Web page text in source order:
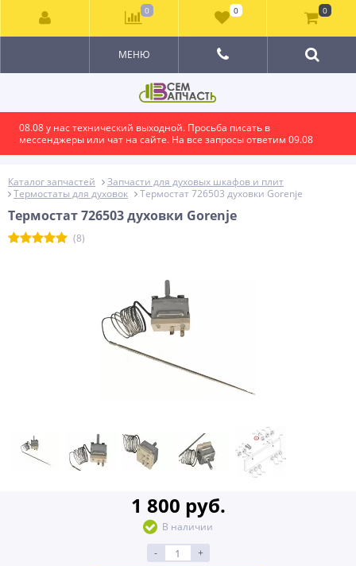
08.08 у нас технический выходной. Просьба писать в
мессенджеры или чат на сайте. На все запросы ответим 09.08
МЕНЮ
Каталог запчастей
Запчасти для духовых шкафов и плит
Термостаты для духовок
Термостат 726503 духовки Gorenje
Термостат 726503 духовки Gorenje
(8)
1 800 руб.
В наличии
-
+
0 0 0